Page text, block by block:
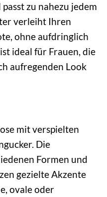
zu nahezu jedem
verleiht Ihren
ohne aufdringlich
ideal für Frauen, die
aufregenden Look
mit verspielten
Die
Formen und
gezielte Akzente
ovale oder